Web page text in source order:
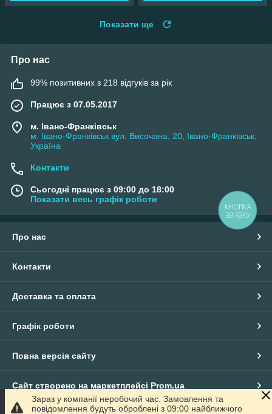
Показати ще
Про нас
99% позитивних з 218 відгуків за рік
Працює з 07.05.2017
м. Івано-Франківськ
м. Івано-Франківськ вул. Височана, 20, Івано-Франківськ,
Україна
Контакти
Сьогодні працює з 09:00 до 18:00
Показати весь графік роботи
Про нас
Контакти
Доставка та оплата
Графік роботи
Повна версія сайту
Сайт створено на маркетплейсі Prom.ua
Зараз у компанії неробочий час. Замовлення та
повідомлення будуть оброблені з 09:00 найближчого
КНОПКА
ЗВ'ЯЗКУ